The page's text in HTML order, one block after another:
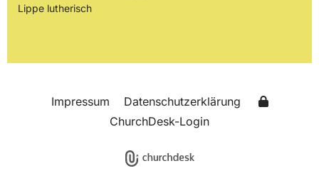
Lippe lutherisch
Impressum
Datenschutzerklärung
ChurchDesk-Login